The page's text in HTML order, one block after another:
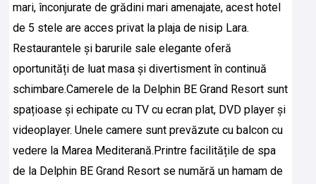
mari, înconjurate de grădini mari amenajate, acest hotel
de 5 stele are acces privat la plaja de nisip Lara.
Restaurantele și barurile sale elegante oferă
oportunități de luat masa și divertisment în continuă
schimbare.Camerele de la Delphin BE Grand Resort sunt
spațioase și echipate cu TV cu ecran plat, DVD player și
videoplayer. Unele camere sunt prevăzute cu balcon cu
vedere la Marea Mediterană. Printre facilitățile de spa
de la Delphin BE Grand Resort se numără un hamam de